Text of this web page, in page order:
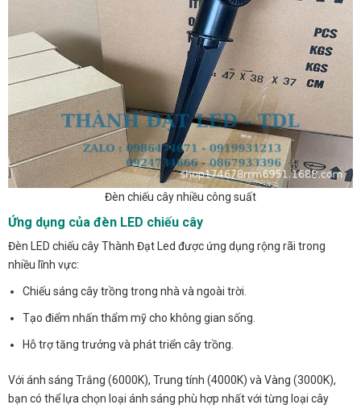
Đèn chiếu cây nhiều công suất
Ứng dụng của đèn LED chiếu cây
Đèn LED chiếu cây Thành Đạt Led được ứng dụng rộng rãi trong
nhiều lĩnh vực:
Chiếu sáng cây trồng trong nhà và ngoài trời.
Tạo điểm nhấn thẩm mỹ cho không gian sống.
Hỗ trợ tăng trưởng và phát triển cây trồng.
Với ánh sáng Trắng (6000K), Trung tính (4000K) và Vàng (3000K),
bạn có thể lựa chọn loại ánh sáng phù hợp nhất với từng loại cây